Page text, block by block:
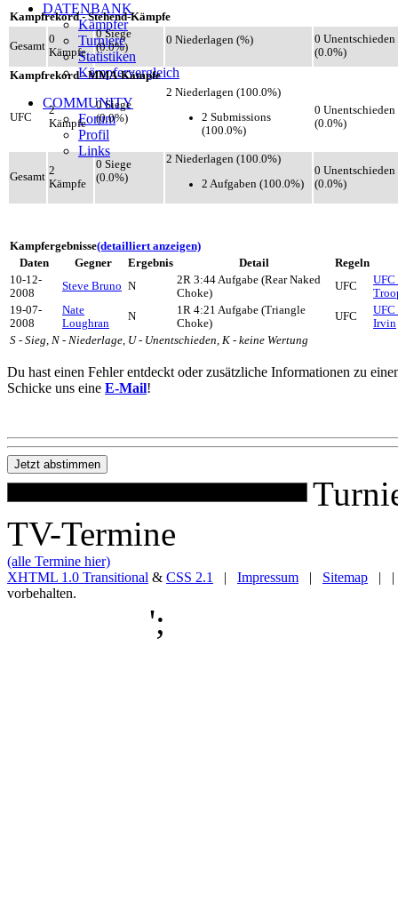
DATENBANK
Kämpfer
Turniere
Statistiken
Kämpfervergleich
COMMUNITY
Forum
Profil
Links
Kampfrekord - Stehend-Kämpfe
Gesamt
0
Kämpfe
0 Siege
(0.0%)
0 Niederlagen (%)
0 Unentschieden
(0.0%)
Kampfrekord - MMA-Kämpfe
UFC
2
Kämpfe
0 Siege
(0.0%)
2 Niederlagen (100.0%)
2 Submissions
(100.0%)
0 Unentschieden
(0.0%)
Gesamt 2
Kämpfe
0 Siege
(0.0%)
2 Niederlagen (100.0%)
2 Aufgaben (100.0%)
0 Unentschieden
(0.0%)
Kampfergebnisse(detailliert anzeigen)
Daten
Gegner Ergebnis Detail
Regeln
10-12-
2008
Steve Bruno N
2R 3:44 Aufgabe (Rear Naked
Choke)
UFC
19-07-
2008
Nate
Loughran
N
1R 4:21 Aufgabe (Triangle
Choke)
UFC
Irvin
S - Sieg, N - Niederlage, U - Unentschieden, K - keine Wertung
Du hast einen Fehler entdeckt oder zusätzliche Informationen zu
Schicke uns eine E-Mail!
TV-Termine
(alle Termine hier)
XHTML 1.0 Transitional & CSS 2.1 | Impressum | Sitemap | |
vorbehalten.
';